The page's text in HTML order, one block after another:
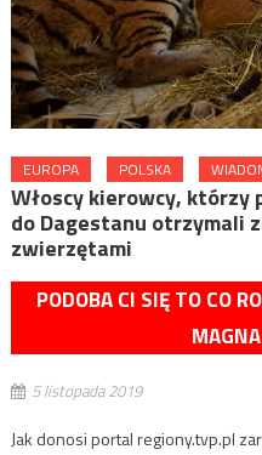
EUROPA POLSKA
Włoscy kierowcy, którzy
do Dagestanu otrzymali
zwierzętami
PODOBA CI SIĘ TO CO
5 listopada 2019
Jak donosi portal regiony.tvp.pl